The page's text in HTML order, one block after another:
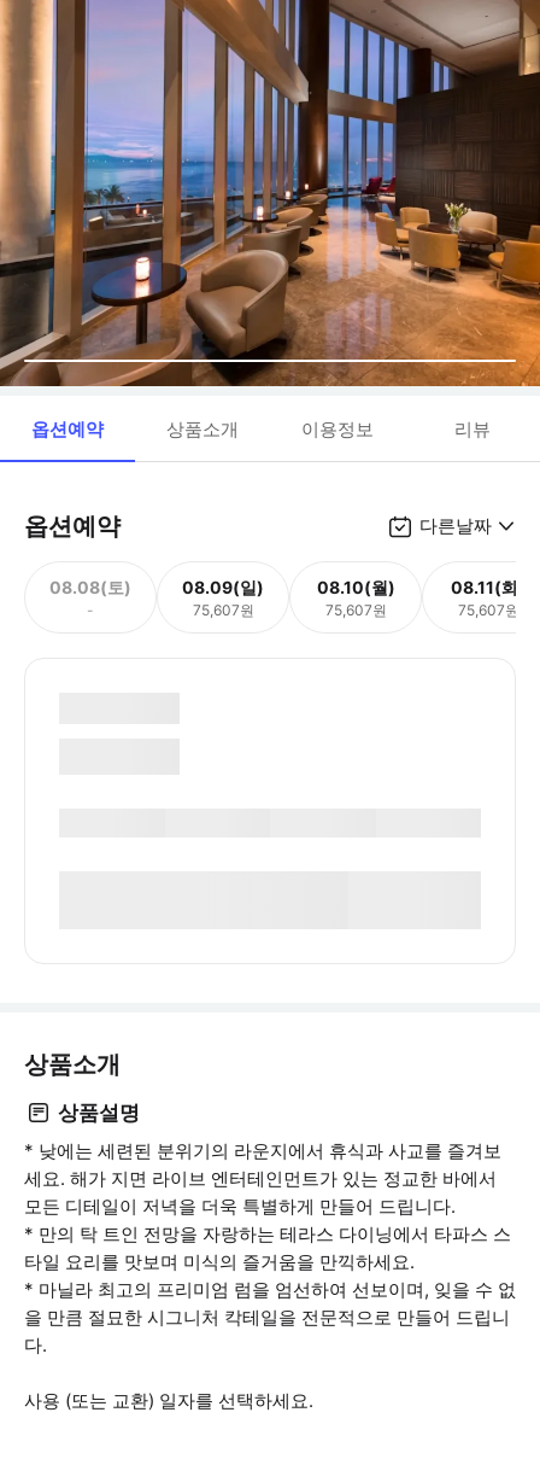
옵션예약 상품소개 이용정보 리뷰
옵션예약 다른날짜
08.08(토)
-
08.09(일)
75,607원
08.10(월)
75,607원
08.11(화)
75,607원
상품소개
상품설명
* 낮에는 세련된 분위기의 라운지에서 휴식과 사교를 즐겨보
세요. 해가 지면 라이브 엔터테인먼트가 있는 정교한 바에서
모든 디테일이 저녁을 더욱 특별하게 만들어 드립니다.
* 만의 탁 트인 전망을 자랑하는 테라스 다이닝에서 타파스 스
타일 요리를 맛보며 미식의 즐거움을 만끽하세요.
* 마닐라 최고의 프리미엄 럼을 엄선하여 선보이며, 잊을 수 없
을 만큼 절묘한 시그니처 칵테일을 전문적으로 만들어 드립니
다.
사용 (또는 교환) 일자를 선택하세요.